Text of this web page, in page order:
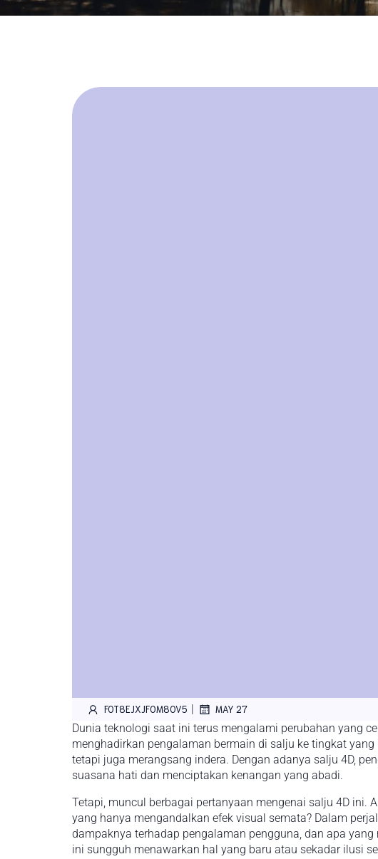
FOT8EJXJF0M8OV5 | MAY 27
Dunia teknologi saat ini terus mengalami perubahan yang
menghadirkan pengalaman bermain di salju ke tingkat
tetapi juga merangsang indera. Dengan adanya salju 4D,
suasana hati dan menciptakan kenangan yang abadi.
Tetapi, muncul berbagai pertanyaan mengenai salju 4D ini.
yang hanya mengandalkan efek visual semata? Dalam
dampaknya terhadap pengalaman pengguna, dan apa
ini sungguh menawarkan hal yang baru atau sekadar ilusi